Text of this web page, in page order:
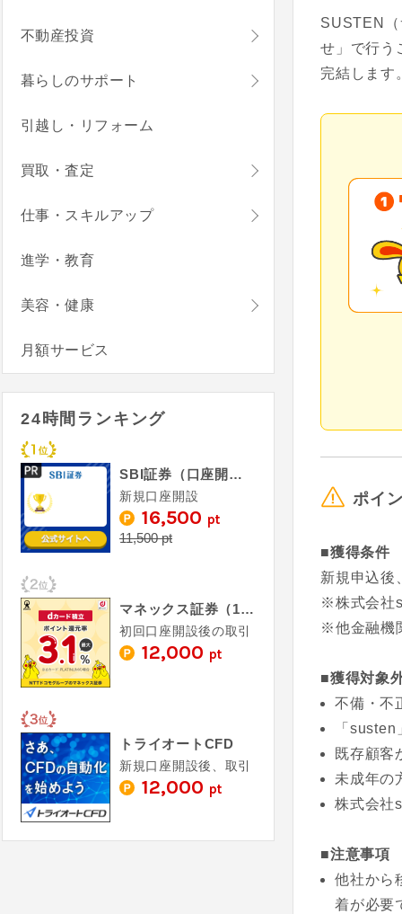
SUSTEN（
せ」で行う
完結します
ポイ
■獲得条件
新規申込後
※株式会社
※他金融機
■獲得対象
不備・不
「
既存顧客
未成年の
株式会社
■注意事項
他社から
着が必要
不動産投資
暮らしのサポート
引越し・リフォーム
買取・査定
仕事・スキルアップ
進学・教育
美容・健康
月額サービス
24時間ランキング
SBI証券（口座開設）
新規口座開設
16,500 pt
11,500 pt
マネックス証券（100円以上の取引完了）
初回口座開設後の取引
12,000 pt
トライオートCFD
新規口座開設後、取引
12,000 pt